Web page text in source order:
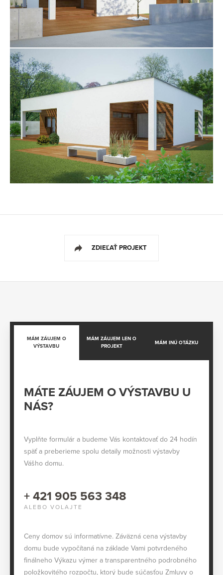
ZDIEĽAŤ PROJEKT
MÁM ZÁUJEM O
VÝSTAVBU
MÁM ZÁUJEM LEN O
PROJEKT
MÁM INÚ OTÁZKU
MÁTE ZÁUJEM O VÝSTAVBU U
NÁS?
Vyplňte formulár a budeme Vás kontaktovať do 24 hodín
späť a preberieme spolu detaily možnosti výstavby
Vášho domu.
+ 421 905 563 348
ALEBO VOLAJTE
Ceny domov sú informatívne. Záväzná cena výstavby
domu bude vypočítaná na základe Vami potvrdeného
finálneho Výkazu výmer a transparentného podrobného
položkovitého rozpočtu, ktorý bude súčasťou Zmluvy o